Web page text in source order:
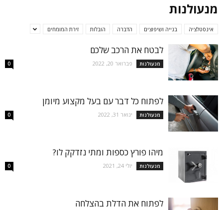
מנעולנות
אינסטלציה בנייה ושיפוצים הדברה הובלות זירת המומחים
לבטח את הרכב שלכם
מנעולנות פברואר 20, 2022 0
לפתוח כל דבר עם בעל מקצוע מיומן
מנעולנות ינואר 31, 2022 0
מיהו פורץ כספות ומתי נזדקק לו?
מנעולנות יולי 24, 2021 0
לפתוח את הדלת בהצלחה